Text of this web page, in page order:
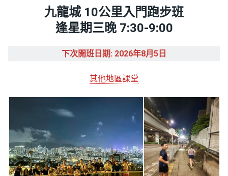
九龍城 10公里入門跑步班
逢星期三晚 7:30-9:00
下次開班日期: 2026年8月5日
其他地區課堂